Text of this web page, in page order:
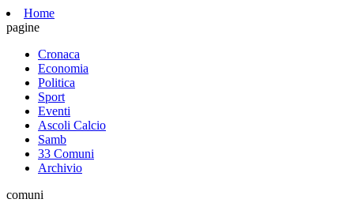
Home
pagine
Cronaca
Economia
Politica
Sport
Eventi
Ascoli Calcio
Samb
33 Comuni
Archivio
comuni